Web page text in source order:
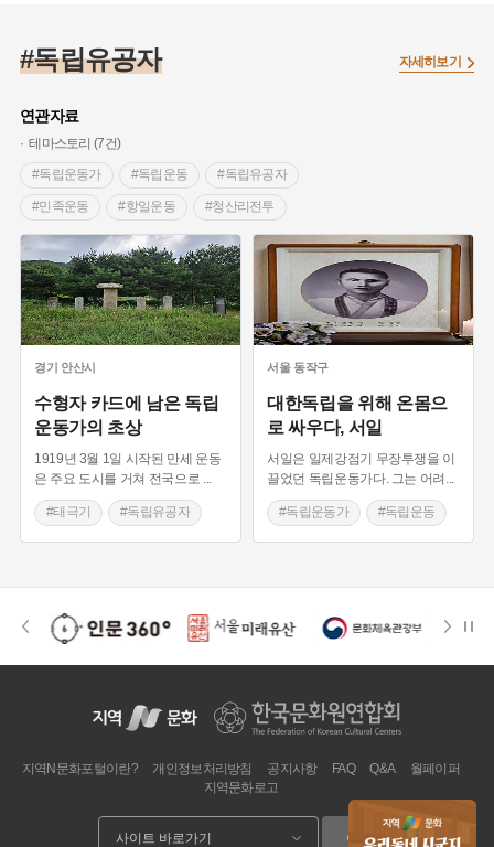
#독립유공자
연관자료
테마스토리 (7건)
#독립운동가
#독립운동 #독립유공자
#민족운동 #항일운동 #청산리전투
#1920년대 독립운동단체 #3.1운동
#1910년대 독립운동단체 #태극기 #서대문형무소
#비석거리 #안산군 #진위대 #공훈록
#범례 #일제강점기 #대한독립
자세히보기
경기 안산시
수형자 카드에 남은 독립
운동가의 초상
1919년 3월 1일 시작된 만세 운동
은 주요 도시를 거쳐 전국으로 ...
#태극기 #독립유공자
#서대문형무소
서울 동작구
대한독립을 위해 온몸으
로 싸우다, 서일
서일은 일제강점기 무장투쟁을 이
끌었던 독립운동가다. 그는 어려 ...
#독립운동가 #독립운동
#3.1운동 #독립유공자
이동
지역N문화포털이란? 개인정보처리방침 공지사항 FAQ Q&A
월페이퍼
지역문화로고